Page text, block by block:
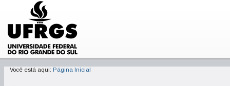
Você está aqui: Página Inicial